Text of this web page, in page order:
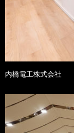
内橋電工株式会社